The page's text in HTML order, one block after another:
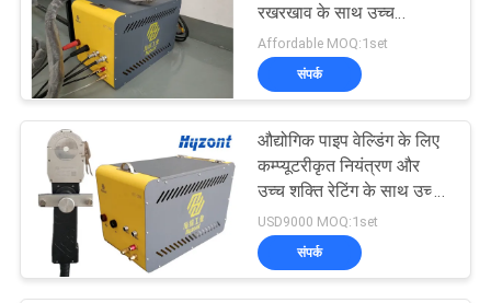
गोपनीयता
नीति
सर्कुलर सीम वेल्डिंग मशीन
21
रखरखाव के साथ उच्च
परिशुद्धता कक्षीय वेल्डिंग मशीन
Affordable MOQ:1set
संपर्क
औद्योगिक पाइप वेल्डिंग के लिए
कम्प्यूटरीकृत नियंत्रण और
उच्च शक्ति रेटिंग के साथ उच्च
परिशुद्धता कक्षीय वेल्डिंग मशीन
USD9000 MOQ:1set
संपर्क